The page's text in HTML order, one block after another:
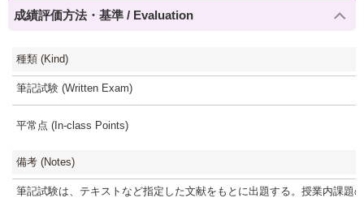
成績評価方法・基準 / Evaluation
種類 (Kind)
筆記試験 (Written Exam)
平常点 (In-class Points)
備考 (Notes)
筆記試験は、テキストなど指定した文献をもとに出題する。授業内課